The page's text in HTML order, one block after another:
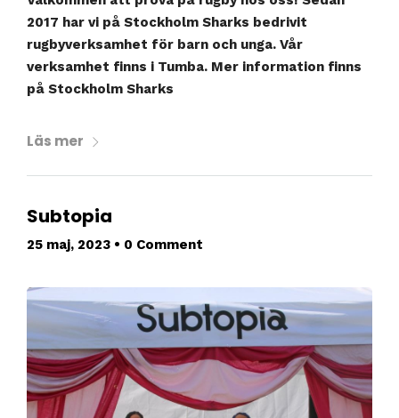
2017 har vi på Stockholm Sharks bedrivit
rugbyverksamhet för barn och unga. Vår
verksamhet finns i Tumba. Mer information finns
på Stockholm Sharks
Läs mer
Subtopia
25 maj, 2023 • 0 Comment